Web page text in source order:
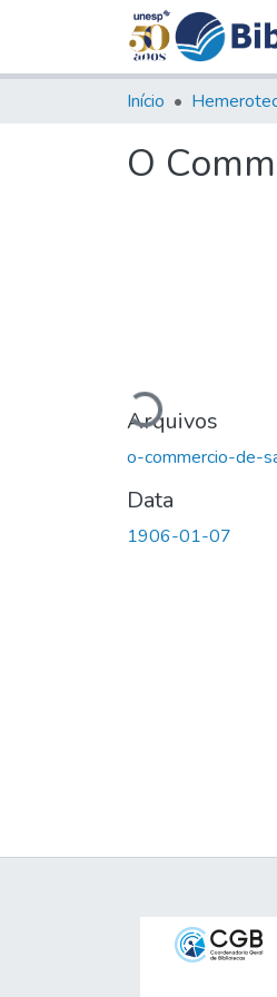
Início
O
Carregando...
Arquivos
o-commercio-de-
Data
1906-01-07